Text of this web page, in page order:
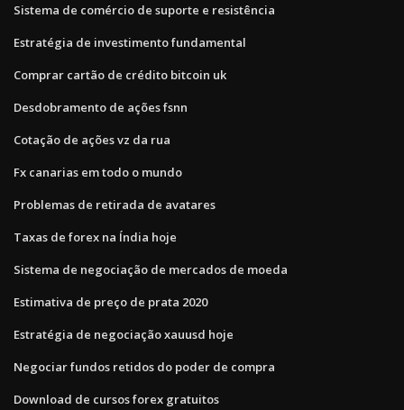
Sistema de comércio de suporte e resistência
Estratégia de investimento fundamental
Comprar cartão de crédito bitcoin uk
Desdobramento de ações fsnn
Cotação de ações vz da rua
Fx canarias em todo o mundo
Problemas de retirada de avatares
Taxas de forex na Índia hoje
Sistema de negociação de mercados de moeda
Estimativa de preço de prata 2020
Estratégia de negociação xauusd hoje
Negociar fundos retidos do poder de compra
Download de cursos forex gratuitos